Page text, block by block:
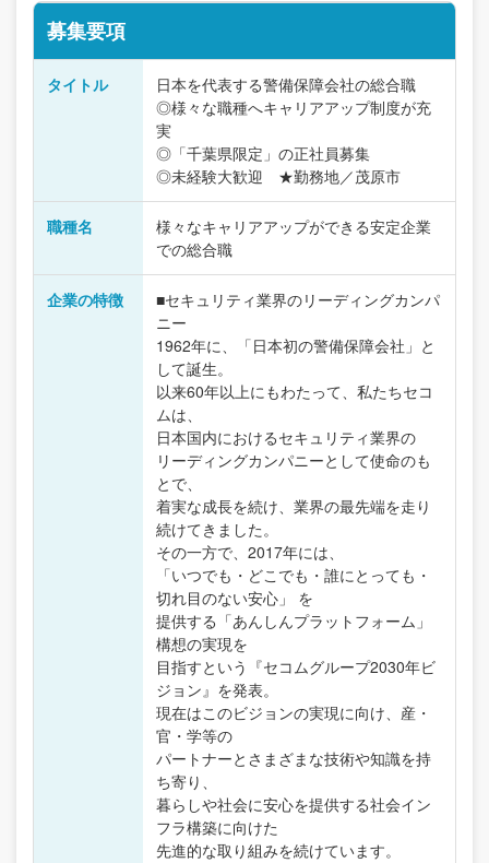
募集要項
タイトル
日本を代表する警備保障会社の総合職
◎様々な職種へキャリアアップ制度が充
実
◎「千葉県限定」の正社員募集
◎未経験大歓迎 ★勤務地／茂原市
職種名
様々なキャリアアップができる安定企業
での総合職
企業の特徴
■セキュリティ業界のリーディングカンパ
ニー
1962年に、「日本初の警備保障会社」と
して誕生。
以来60年以上にもわたって、私たちセコ
ムは、
日本国内におけるセキュリティ業界の
リーディングカンパニーとして使命のも
とで、
着実な成長を続け、業界の最先端を走り
続けてきました。
その一方で、2017年には、
「いつでも・どこでも・誰にとっても・
切れ目のない安心」 を
提供する「あんしんプラットフォーム」
構想の実現を
目指すという『セコムグループ2030年ビ
ジョン』を発表。
現在はこのビジョンの実現に向け、産・
官・学等の
パートナーとさまざまな技術や知識を持
ち寄り、
暮らしや社会に安心を提供する社会イン
フラ構築に向けた
先進的な取り組みを続けています。